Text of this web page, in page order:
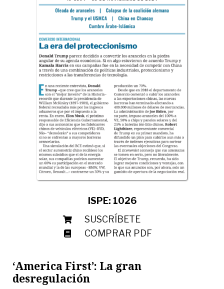
ISPE: 1026
SUSCRÍBETE
COMPRAR PDF
‘America First’: La gran
desregulación